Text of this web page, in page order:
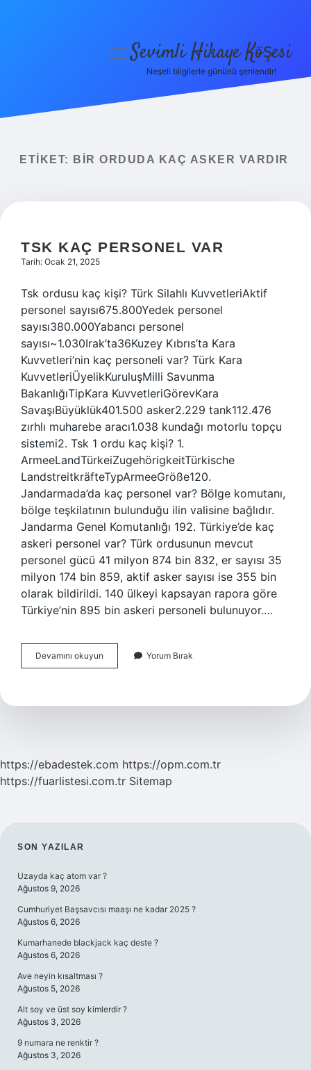
Yasal Uyarı
menüyüSevimli Hikaye Köşesi
Neşeli bilgilerle gününü şenlendir!
ETIKET: BIR ORDUDA KAÇ ASKER VARDIR
TSK KAÇ PERSONEL VAR
Tarih: Ocak 21, 2025
Tsk ordusu kaç kişi? Türk Silahlı KuvvetleriAktif
personel sayısı675.800Yedek personel
sayısı380.000Yabancı personel
sayısı~1.030Irak’ta36Kuzey Kıbrıs’ta Kara
Kuvvetleri’nin kaç personeli var? Türk Kara
KuvvetleriÜyelikKuruluşMilli Savunma
BakanlığıTipKara KuvvetleriGörevKara
SavaşıBüyüklük401.500 asker2.229 tank112.476
zırhlı muharebe aracı1.038 kundağı motorlu topçu
sistemi2. Tsk 1 ordu kaç kişi? 1.
ArmeeLandTürkeiZugehörigkeitTürkische
LandstreitkräfteTypArmeeGröße120.
Jandarmada’da kaç personel var? Bölge komutanı,
bölge teşkilatının bulunduğu ilin valisine bağlıdır.
Jandarma Genel Komutanlığı 192. Türkiye’de kaç
askeri personel var? Türk ordusunun mevcut
personel gücü 41 milyon 874 bin 832, er sayısı 35
milyon 174 bin 859, aktif asker sayısı ise 355 bin
olarak bildirildi. 140 ülkeyi kapsayan rapora göre
Türkiye’nin 895 bin askeri personeli bulunuyor.…
Devamını okuyun
Kaç
Yorum Bırak
https://ebadestek.com https://opm.com.tr
https://fuarlistesi.com.tr Sitemap
SIDEBAR
SON YAZILAR
Uzayda kaç atom var ?
Ağustos 9, 2026
Cumhuriyet Başsavcısı maaşı ne kadar 2025 ?
Ağustos 6, 2026
Kumarhanede blackjack kaç deste ?
Ağustos 6, 2026
Ave neyin kısaltması ?
Ağustos 5, 2026
Alt soy ve üst soy kimlerdir ?
Ağustos 3, 2026
9 numara ne renktir ?
Ağustos 3, 2026